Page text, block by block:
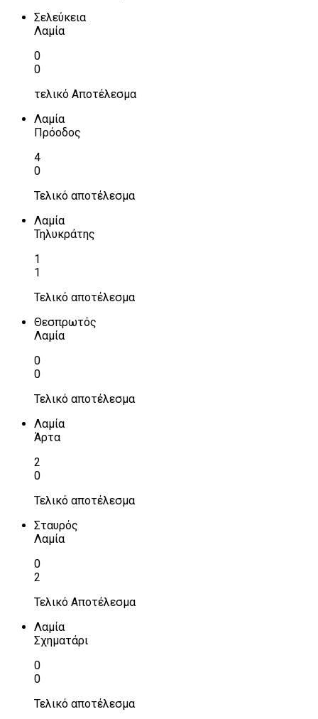
Σελεύκεια
Λαμία
0
0
τελικό Αποτέλεσμα
Λαμία
Πρόοδος
4
0
Τελικό αποτέλεσμα
Λαμία
Τηλυκράτης
1
1
Τελικό αποτέλεσμα
Θεσπρωτός
Λαμία
0
0
Τελικό αποτέλεσμα
Λαμία
Άρτα
2
0
Τελικό αποτέλεσμα
Σταυρός
Λαμία
0
2
Τελικό Αποτέλεσμα
Λαμία
Σχηματάρι
0
0
Τελικό αποτέλεσμα